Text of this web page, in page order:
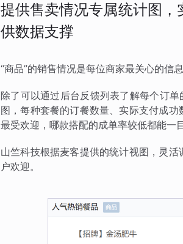
提供售卖情况专属统计图
供数据支撑
“商品”的销售情况是每位商家最关心的信
除了可以通过后台反馈列表了解每个订
图，每种套餐的订餐数量、实际支付成
最受欢迎，哪款搭配的成单率较低都能一
山竺科技根据麦客提供的统计视图，灵
户欢迎。